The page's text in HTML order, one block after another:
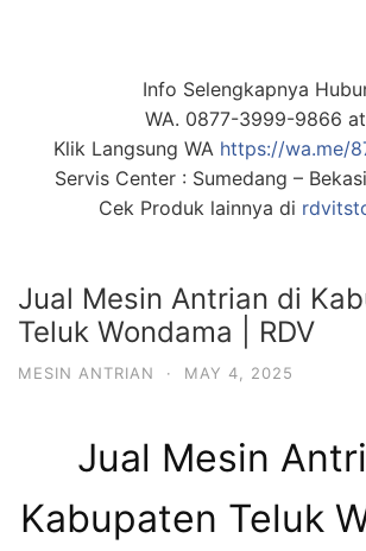
Info Selengkapnya
WA. 0877-3999-9866
Klik Langsung WA https://wa.me/
Servis Center : Sumedang –
Cek Produk lainnya di
Jual Mesin Antrian di
Teluk Wondama | RDV
MESIN ANTRIAN · MAY 4, 2025
Jual Mesin
Kabupaten Teluk